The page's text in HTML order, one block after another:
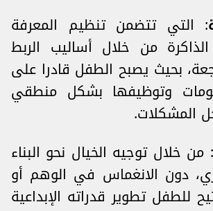
: التي تتضمن تنظيم المعرفة
من خلال أساليب الربط
بحيث يصبح الطفل قادرا على
وتوظيفها بشكل منطقي
المشكلات.
: من خلال توجيه الخيال نحو البناء
دون الانغماس في الوهم أو
للطفل تطوير قدراته الإبداعية